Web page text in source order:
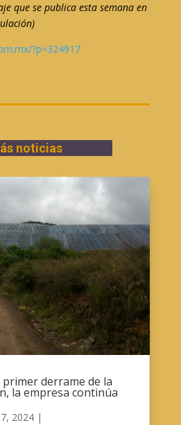
que se publica esta semana en
?p=324917
noticias
primer derrame de la
la empresa continúa
2024|